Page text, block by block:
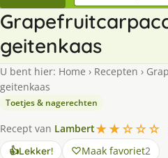
geitenkaas
U bent hier: Home › Recepten ›
geitenkaas
Toetjes & nagerechten
Recept van Lambert★★☆☆☆
👍Lekker! Maak favoriet2